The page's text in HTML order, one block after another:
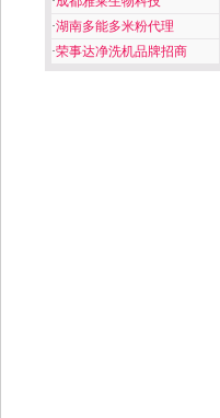
·湖南多能多米粉代理
·荣事达净洗机品牌招商